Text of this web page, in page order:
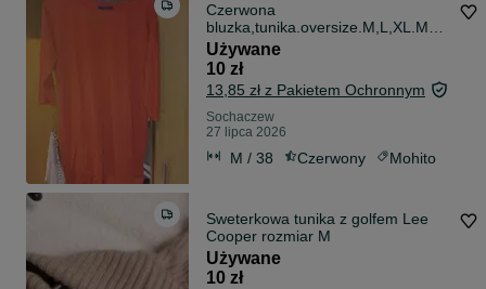
Czerwona
bluzka,tunika.oversize.M,L,XL.Mohi
to.
Używane
10 zł
13,85 zł z Pakietem Ochronnym
Sochaczew
27 lipca 2026
M / 38 Czerwony Mohito
Sweterkowa tunika z golfem Lee
Cooper rozmiar M
Używane
10 zł